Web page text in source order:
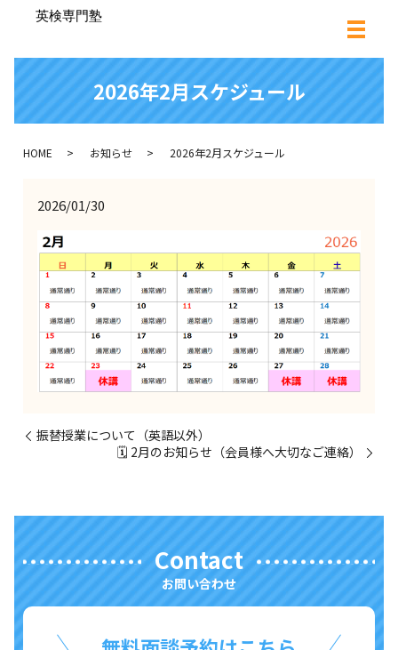
2026年2月スケジュール
HOME お知らせ 2026年2月スケジュール
2026/01/30
振替授業について（英語以外）
🗓 2月のお知らせ（会員様へ大切なご連絡）
Contact
お問い合わせ